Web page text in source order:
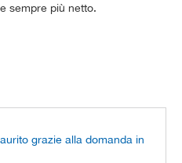
sempre più netto.
grazie alla domanda in